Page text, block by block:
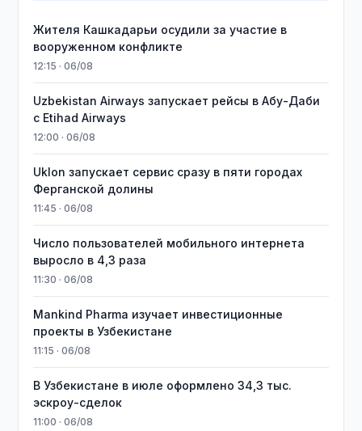
Жителя Кашкадарьи осудили за участие в
вооруженном конфликте
12:15 · 06/08
Uzbekistan Airways запускает рейсы в Абу-Даби
с Etihad Airways
12:00 · 06/08
Uklon запускает сервис сразу в пяти городах
Ферганской долины
11:45 · 06/08
Число пользователей мобильного интернета
выросло в 4,3 раза
11:30 · 06/08
Mankind Pharma изучает инвестиционные
проекты в Узбекистане
11:15 · 06/08
В Узбекистане в июле оформлено 34,3 тыс.
эскроу-сделок
11:00 · 06/08